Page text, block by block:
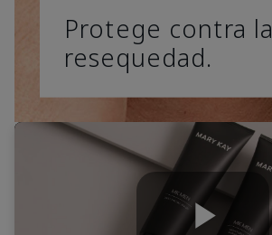
Protege contra la
resequedad.